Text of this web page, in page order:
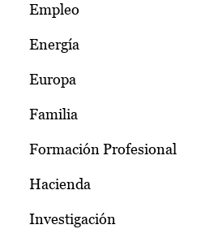
Empleo
Energía
Europa
Familia
Formación Profesional
Hacienda
Investigación